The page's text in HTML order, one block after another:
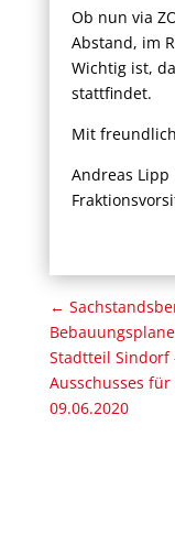
Ob nun via
Abstand, im
Wichtig ist,
stattfindet.
Mit
Andreas Lipp
←
Stadtteil Sindorf
Ausschusses
09.06.2020